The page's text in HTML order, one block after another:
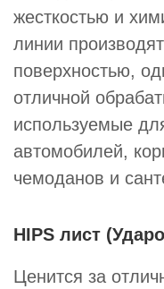
жесткостью и
линии
поверхностью,
отличной
используемые
автомобилей,
чемоданов и
HIPS лист
Ценится за